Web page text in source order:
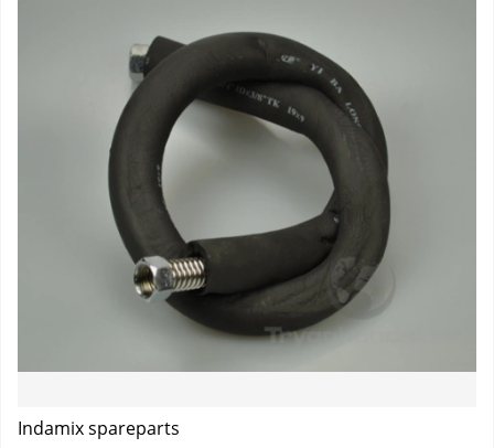
Indamix spareparts